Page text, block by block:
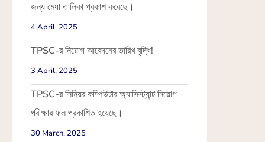
জন্য মেধা তালিকা প্রকাশ করেছে।
4 April, 2025
TPSC-র নিয়োগ আবেদনের তারিখ বৃদ্ধি!
3 April, 2025
TPSC-র সিনিয়র কম্পিউটার অ্যাসিস্ট্যান্ট নিয়োগ
পরীক্ষার ফল প্রকাশিত হয়েছে।
30 March, 2025